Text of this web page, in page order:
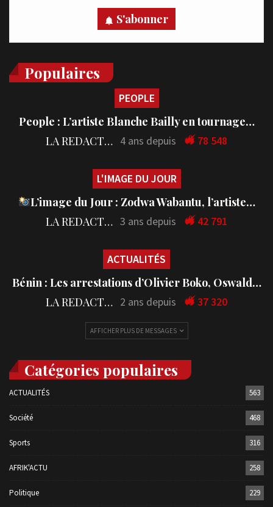
S'abonner
Populaires
PEOPLE
People : L’artiste Blanche Bailly en tournage…
LA REDACTION 4 ans depuis 78 548
L'IMAGE DU JOUR
L’image du Jour : Zodwa Wabantu, l’artiste…
LA REDACTION 3 ans depuis 42 791
ACTUALITÉS
Bénin : Les arrestations d’Olivier Boko, Oswald…
LA REDACTION 2 ans depuis 37 320
AFFICHER PLUS DE MESSAGES
Catégories populaires
ACTUALITÉS 563
Société 468
Sports 316
AFRIK'ACTU 258
Politique 229